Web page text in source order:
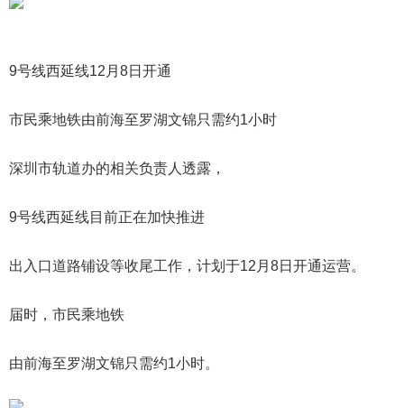
9号线西延线12月8日开通
市民乘地铁由前海至罗湖文锦只需约1小时
深圳市轨道办的相关负责人透露，
9号线西延线目前正在加快推进
出入口道路铺设等收尾工作，计划于12月8日开通运营。
届时，市民乘地铁
由前海至罗湖文锦只需约1小时。